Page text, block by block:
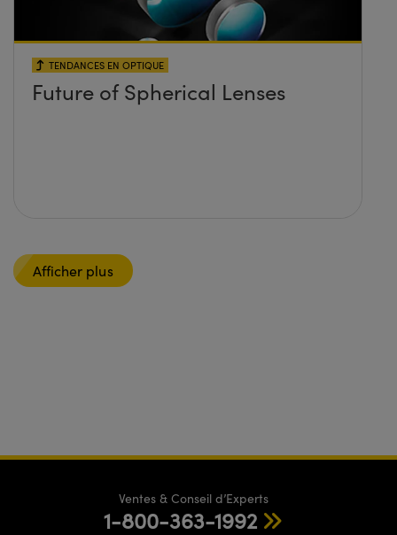
TENDANCES EN OPTIQUE
Future of Spherical Lenses
Afficher plus
Ventes & Conseil d’Experts
1-800-363-1992